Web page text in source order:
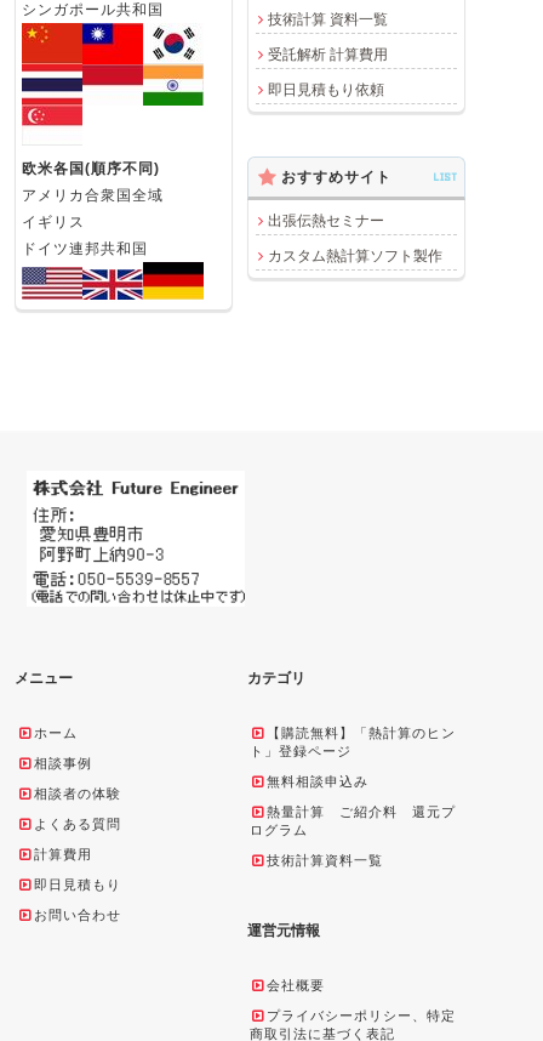
技術計算 資料一覧
受託解析 計算費用
即日見積もり依頼
シンガポール共和国
欧米各国(順序不同)
アメリカ合衆国全域
イギリス
ドイツ連邦共和国
おすすめサイト LIST
出張伝熱セミナー
カスタム熱計算ソフト製作
メニュー
ホーム
相談事例
相談者の体験
よくある質問
計算費用
即日見積もり
お問い合わせ
カテゴリ
【購読無料】「熱計算のヒン
ト」登録ページ
無料相談申込み
熱量計算 ご紹介料 還元プ
ログラム
技術計算資料一覧
運営元情報
会社概要
プライバシーポリシー、特定
商取引法に基づく表記